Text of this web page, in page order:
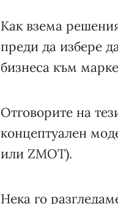
Как взема
преди да избере
бизнеса към
Отговорите на
концептуален
или ZMOT).
Нека го